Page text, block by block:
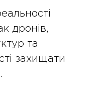
дронів,
та
захищати